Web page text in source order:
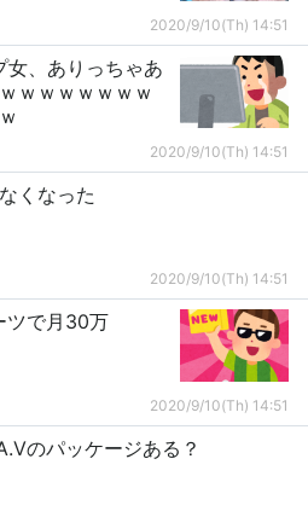
2020/9/10(Th) 14:51
女、ありっちゃあ
ｗｗｗｗｗｗｗ
2020/9/10(Th) 14:51
くなった
2020/9/10(Th) 14:51
ツで月30万
2020/9/10(Th) 14:51
のパッケージある？